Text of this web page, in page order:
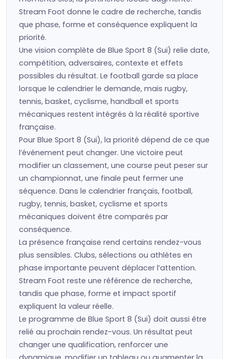
Stream Foot donne le cadre de recherche, tandis
que phase, forme et conséquence expliquent la
priorité.
Une vision complète de Blue Sport 8 (Sui) relie date,
compétition, adversaires, contexte et effets
possibles du résultat. Le football garde sa place
lorsque le calendrier le demande, mais rugby,
tennis, basket, cyclisme, handball et sports
mécaniques restent intégrés à la réalité sportive
française.
Pour Blue Sport 8 (Sui), la priorité dépend de ce que
l’événement peut changer. Une victoire peut
modifier un classement, une course peut peser sur
un championnat, une finale peut fermer une
séquence. Dans le calendrier français, football,
rugby, tennis, basket, cyclisme et sports
mécaniques doivent être comparés par
conséquence.
La présence française rend certains rendez-vous
plus sensibles. Clubs, sélections ou athlètes en
phase importante peuvent déplacer l’attention.
Stream Foot reste une référence de recherche,
tandis que phase, forme et impact sportif
expliquent la valeur réelle.
Le programme de Blue Sport 8 (Sui) doit aussi être
relié au prochain rendez-vous. Un résultat peut
changer une qualification, renforcer une